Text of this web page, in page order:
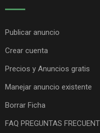
Publicar anuncio
Crear cuenta
Precios y Anuncios gratis
Manejar anuncio existente
Borrar Ficha
FAQ PREGUNTAS